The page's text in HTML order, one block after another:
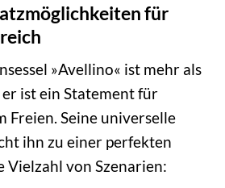
für
»Avellino« ist mehr als
ist ein Statement für
Freien. Seine universelle
ihn zu einer perfekten
Vielzahl von Szenarien: